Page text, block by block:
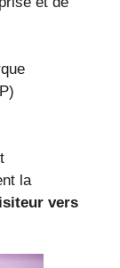
la
vers